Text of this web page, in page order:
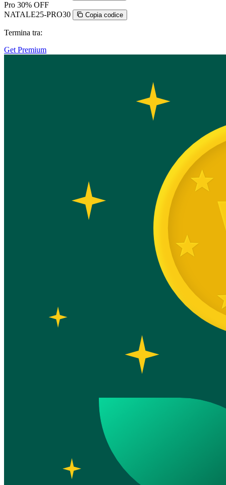
Pro 30% OFF
NATALE25-PRO30
Copia codice
Termina tra:
Get Premium